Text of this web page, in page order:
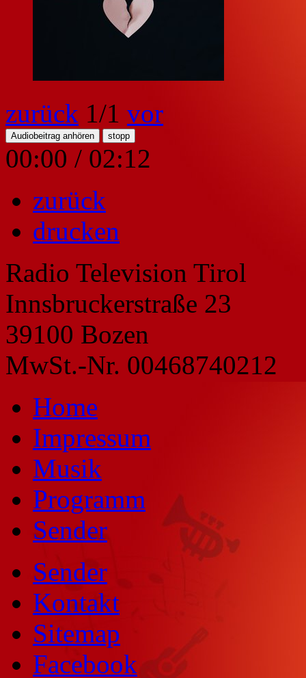
zurück 1/1 vor
Audiobeitrag anhören stopp
00:00 / 02:12
zurück
drucken
Radio Television Tirol
Innsbruckerstraße 23
39100 Bozen
MwSt.-Nr. 00468740212
Home
Impressum
Musik
Programm
Sender
Sender
Kontakt
Sitemap
Facebook